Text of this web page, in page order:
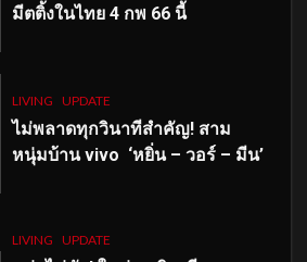
มีตติ้งในไทย 4 กพ 66 นี้
LIVING UPDATE
ไม่พลาดทุกวินาทีสำคัญ! สาม
หนุ่มบ้าน vivo ‘หยิ่น – วอร์ – มีน’
LIVING UPDATE